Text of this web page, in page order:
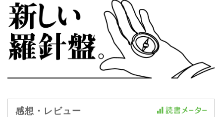
感想・レビュー